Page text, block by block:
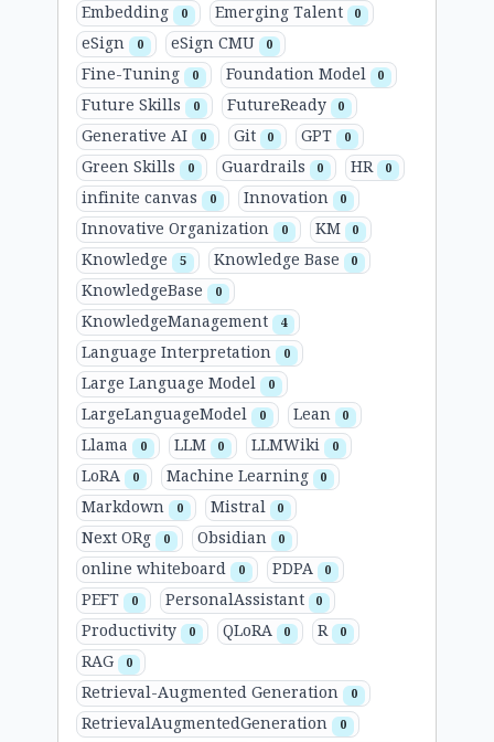
Embedding 0 Emerging Talent 0
eSign 0 eSign CMU 0
Fine-Tuning 0 Foundation Model 0
Future Skills 0 FutureReady 0
Generative AI 0 Git 0 GPT 0
Green Skills 0 Guardrails 0 HR 0
infinite canvas 0 Innovation 0
Innovative Organization 0 KM 0
Knowledge 5 Knowledge Base 0
KnowledgeBase 0
KnowledgeManagement 4
Language Interpretation 0
Large Language Model 0
LargeLanguageModel 0 Lean 0
Llama 0 LLM 0 LLMWiki 0
LoRA 0 Machine Learning 0
Markdown 0 Mistral 0
Next ORg 0 Obsidian 0
online whiteboard 0 PDPA 0
PEFT 0 PersonalAssistant 0
Productivity 0 QLoRA 0 R 0
RAG 0
Retrieval-Augmented Generation 0
RetrievalAugmentedGeneration 0